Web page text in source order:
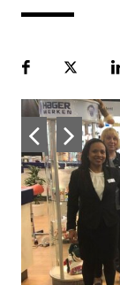
FacebookPlattform